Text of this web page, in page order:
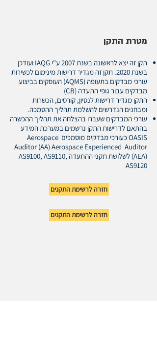
מטרת התקן
תקן זה יצא לראשונה בשנת 2007 ע"י IAQG ועודכן
בשנת 2020. תקן זה מגדיר דרישות מינימום לכשירות
עורכי מבדקים בתעופה (AQMS) העוסקים בביצוע
מבדקים עבור גופי התעדה (CB)
התקן מגדיר דרישות לנסיון, קורסים, הכשרות
ומבחנים הנדרשים להשלמת תהליך ההסמכה.
עורכי המבדקים שעברו בהצלחה את תהליך ההכשרה
בהתאם לדרישות התקן נרשמים במערכת המידע
OASIS כעורכי מבדקים מוסמכים Aerospace
Auditor (AA) Aerospace Experienced Auditor
(AEA) לשלושת תקני ההתעדה AS9100, AS9110,
AS9120
חזרה לרשימת התקנים
חזרה לרשימת התקנים